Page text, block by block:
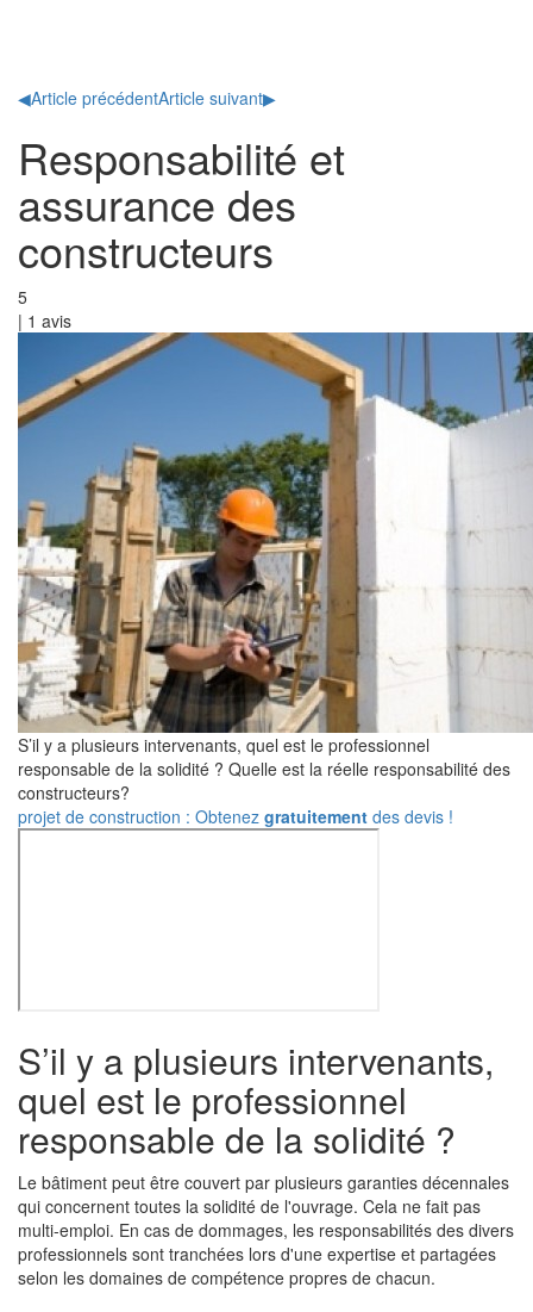
◀Article précédentArticle suivant▶
Responsabilité et
assurance des
constructeurs
5
| 1 avis
S’il y a plusieurs intervenants, quel est le professionnel
responsable de la solidité ? Quelle est la réelle responsabilité des
constructeurs?
projet de construction : Obtenez gratuitement des devis !
S’il y a plusieurs intervenants,
quel est le professionnel
responsable de la solidité ?
Le bâtiment peut être couvert par plusieurs garanties décennales
qui concernent toutes la solidité de l'ouvrage. Cela ne fait pas
multi-emploi. En cas de dommages, les responsabilités des divers
professionnels sont tranchées lors d'une expertise et partagées
selon les domaines de compétence propres de chacun.